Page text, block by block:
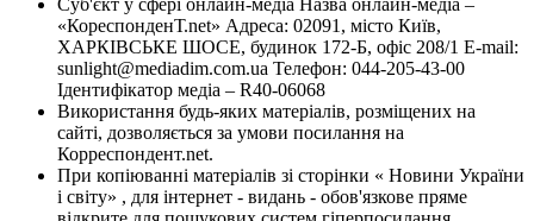
«КореспонденТ.net» Адреса: 02091, місто Київ,
ХАРКІВСЬКЕ ШОСЕ, будинок 172-Б, офіс 208/1 E-mail:
sunlight@mediadim.com.ua Телефон: 044-205-43-00
Ідентифікатор медіа – R40-06068
Використання будь-яких матеріалів, розміщених на
сайті, дозволяється за умови посилання на
Корреспондент.net.
При копіюванні матеріалів зі сторінки « Новини України
і світу» , для інтернет - видань - обов'язкове пряме